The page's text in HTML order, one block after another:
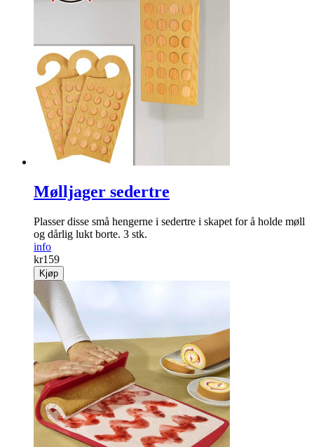
Mølljager sedertre
Plasser disse små hengerne i sedertre i skapet for å holde møll
og dårlig lukt borte. 3 stk.
info
kr159
Kjøp